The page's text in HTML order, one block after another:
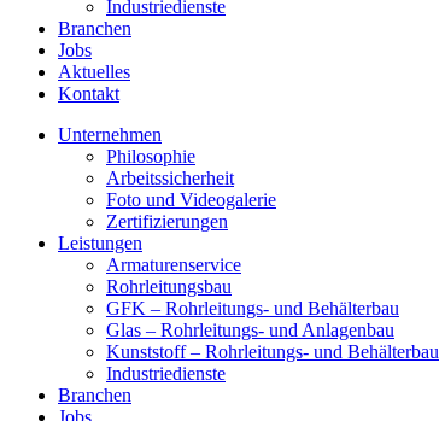
Industriedienste
Branchen
Jobs
Aktuelles
Kontakt
Unternehmen
Philosophie
Arbeitssicherheit
Foto und Videogalerie
Zertifizierungen
Leistungen
Armaturenservice
Rohrleitungsbau
GFK – Rohrleitungs- und Behälterbau
Glas – Rohrleitungs- und Anlagenbau
Kunststoff – Rohrleitungs- und Behälterbau
Industriedienste
Branchen
Jobs